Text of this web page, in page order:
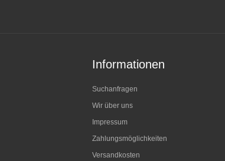
Informationen
Suchanfragen
Wir über uns
Impressum
Zahlungsmöglichkeiten
Versandkosten